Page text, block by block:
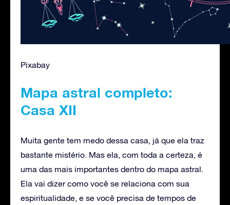
Pixabay
Mapa astral completo:
Casa XII
Muita gente tem medo dessa casa, já que ela traz
bastante mistério. Mas ela, com toda a certeza, é
uma das mais importantes dentro do mapa astral.
Ela vai dizer como você se relaciona com sua
espiritualidade, e se você precisa de tempos de